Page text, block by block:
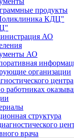
продукты
КДЦ"
АО
АО
организации
центра
работниках
структура
врача